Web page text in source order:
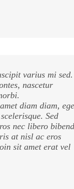
varius mi sed.
nascetur
diam diam,
Sed
nec libero
at nisl ac eros
sit amet erat vel